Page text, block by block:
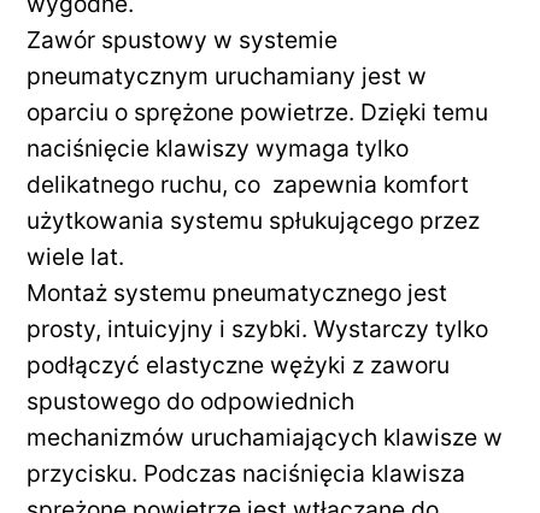
Zawór spustowy w systemie
pneumatycznym uruchamiany jest w
oparciu o sprężone powietrze. Dzięki temu
naciśnięcie klawiszy wymaga tylko
delikatnego ruchu, co zapewnia komfort
użytkowania systemu spłukującego przez
wiele lat.
Montaż systemu pneumatycznego jest
prosty, intuicyjny i szybki. Wystarczy tylko
podłączyć elastyczne wężyki z zaworu
spustowego do odpowiednich
mechanizmów uruchamiających klawisze w
przycisku. Podczas naciśnięcia klawisza